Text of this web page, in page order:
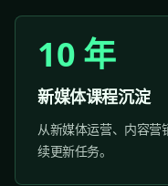
10 年
新媒体课程沉淀
从新媒体运营、内容
续更新任务。